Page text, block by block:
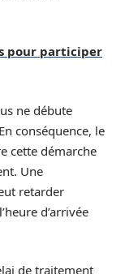
pour participer
ne débute
conséquence, le
cette démarche
Une
retarder
d’arrivée
de traitement